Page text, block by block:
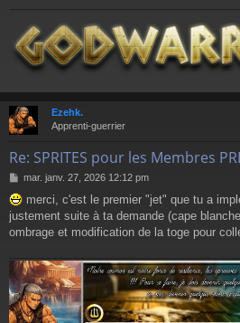
Ezehk.
Apprenti-guerrier
Re: SPRITES pour les Membres
M
s
s
a
mar. janv. 27, 2026 12:12 pm
merci, c'est le premier "jet" que tu a
justement suite à ta demande (cape
ombrage et modification de la toge pour